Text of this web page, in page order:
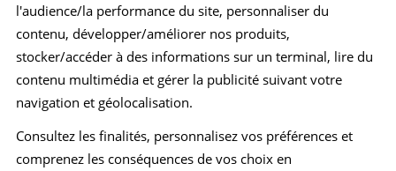
l'audience/la performance du site, personnaliser du
contenu, développer/améliorer nos produits,
stocker/accéder à des informations sur un terminal, lire du
contenu multimédia et gérer la publicité suivant votre
navigation et géolocalisation.
Consultez les finalités, personnalisez vos préférences et
comprenez les conséquences de vos choix en